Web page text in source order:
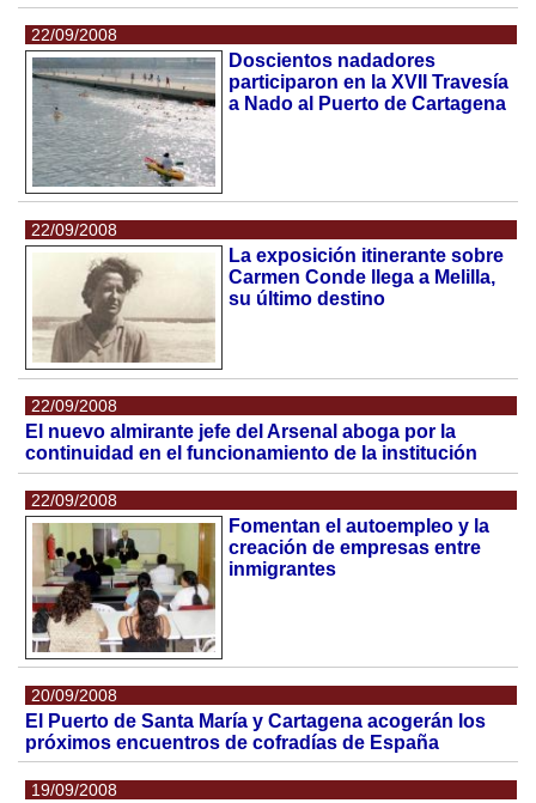
22/09/2008
Doscientos nadadores
participaron en la XVII Travesía
a Nado al Puerto de Cartagena
22/09/2008
La exposición itinerante sobre
Carmen Conde llega a Melilla,
su último destino
22/09/2008
El nuevo almirante jefe del Arsenal aboga por la
continuidad en el funcionamiento de la institución
22/09/2008
Fomentan el autoempleo y la
creación de empresas entre
inmigrantes
20/09/2008
El Puerto de Santa María y Cartagena acogerán los
próximos encuentros de cofradías de España
19/09/2008